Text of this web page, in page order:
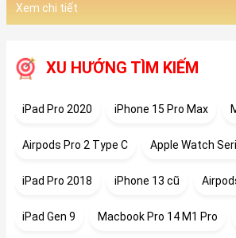
Xem chi tiết
XU HƯỚNG TÌM KIẾM
iPad Pro 2020 iPhone 15 Pro Max
Airpods Pro 2 Type C Apple Watch
iPad Pro 2018 iPhone 13 cũ
iPad Gen 9 Macbook Pro 14 M1 Pro